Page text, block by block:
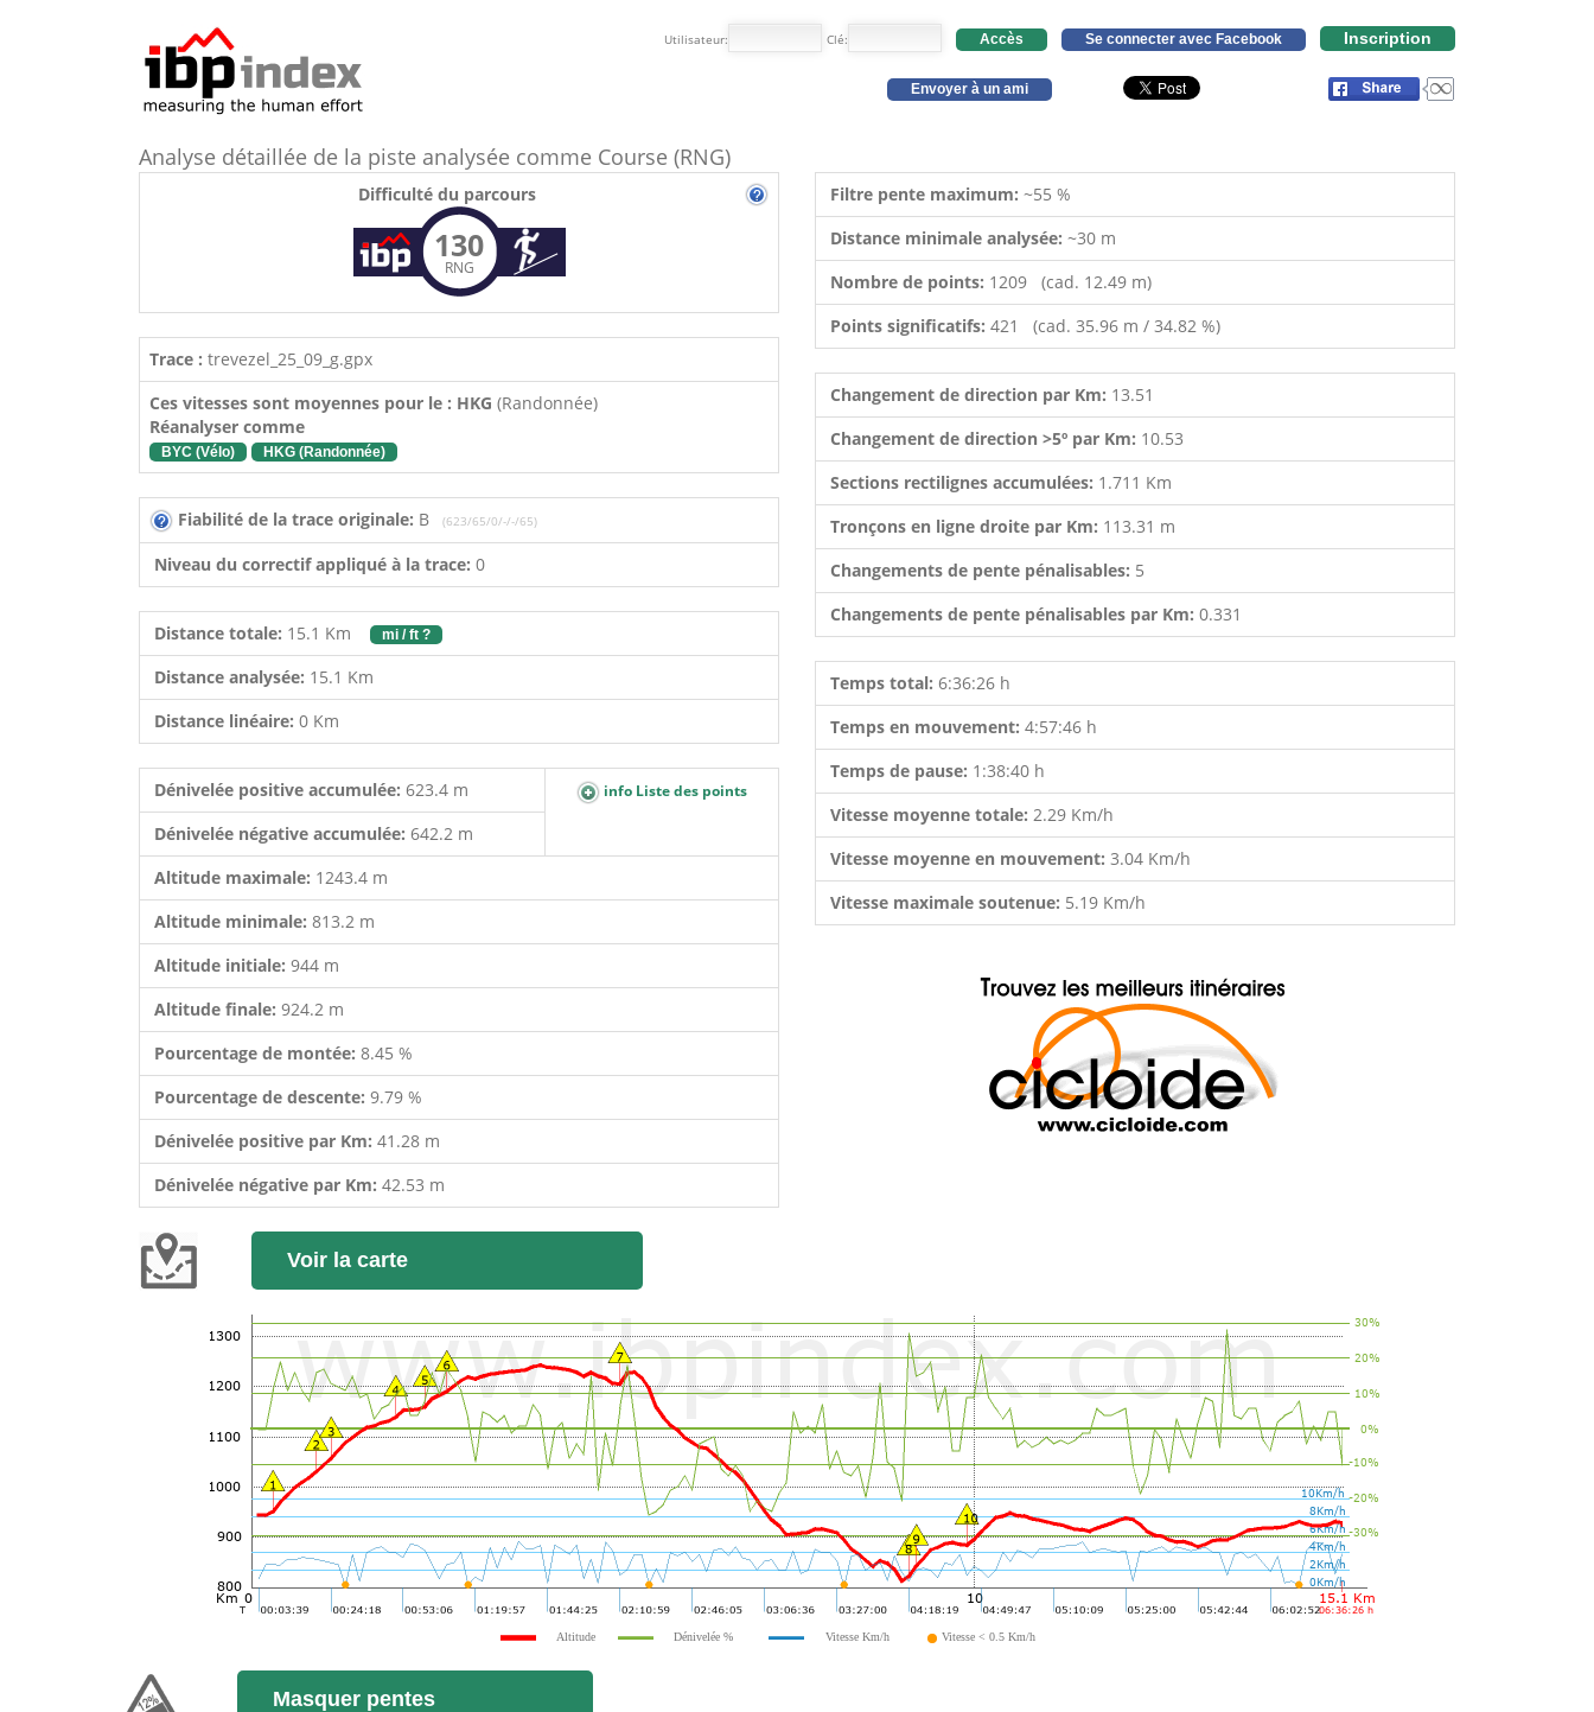
Utilisateur: Clé: Accès Se connecter avec Facebook Inscription
Envoyer à un ami
Analyse détaillée de la piste analysée comme Course (RNG)
Difficulté du parcours
130
RNG
Trace : trevezel_25_09_g.gpx
Ces vitesses sont moyennes pour le : HKG (Randonnée)
Réanalyser comme
BYC (Vélo) HKG (Randonnée)
Fiabilité de la trace originale: B (623/65/0/-/-/65)
Niveau du correctif appliqué à la trace: 0
Distance totale: 15.1 Km mi / ft ?
Distance analysée: 15.1 Km
Distance linéaire: 0 Km
Dénivelée positive accumulée: 623.4 m info Liste des points
Dénivelée négative accumulée: 642.2 m
Altitude maximale: 1243.4 m
Altitude minimale: 813.2 m
Altitude initiale: 944 m
Altitude finale: 924.2 m
Pourcentage de montée: 8.45 %
Pourcentage de descente: 9.79 %
Dénivelée positive par Km: 41.28 m
Dénivelée négative par Km: 42.53 m
Filtre pente maximum: ~55 %
Distance minimale analysée: ~30 m
Nombre de points: 1209 (cad. 12.49 m)
Points significatifs: 421 (cad. 35.96 m / 34.82 %)
Changement de direction par Km: 13.51
Changement de direction >5º par Km: 10.53
Sections rectilignes accumulées: 1.711 Km
Tronçons en ligne droite par Km: 113.31 m
Changements de pente pénalisables: 5
Changements de pente pénalisables par Km: 0.331
Temps total: 6:36:26 h
Temps en mouvement: 4:57:46 h
Temps de pause: 1:38:40 h
Vitesse moyenne totale: 2.29 Km/h
Vitesse moyenne en mouvement: 3.04 Km/h
Vitesse maximale soutenue: 5.19 Km/h
Voir la carte
Altitude Dénivelée % Vitesse Km/h Vitesse < 0.5 Km/h
Masquer pentes